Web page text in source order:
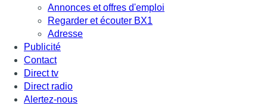
Annonces et offres d'emploi
Regarder et écouter BX1
Adresse
Publicité
Contact
Direct tv
Direct radio
Alertez-nous